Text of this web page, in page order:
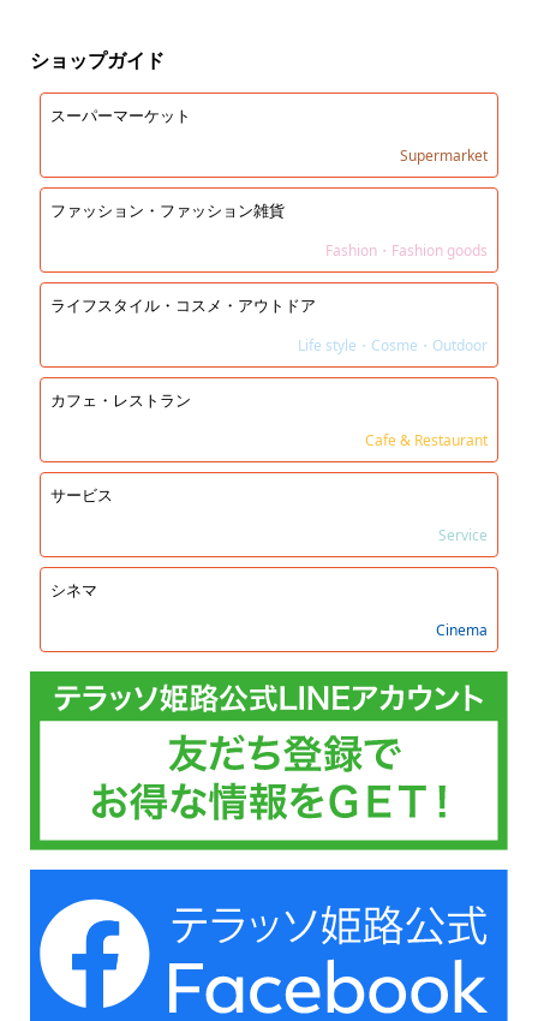
ショップガイド
スーパーマーケット
Supermarket
ファッション・ファッション雑貨
Fashion・Fashion goods
ライフスタイル・コスメ・アウトドア
Life style・Cosme・Outdoor
カフェ・レストラン
Cafe & Restaurant
サービス
Service
シネマ
Cinema